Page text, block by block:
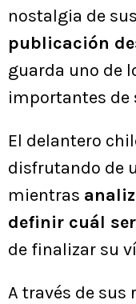
nostalgia de
publicación
guarda uno de
importantes de
El delantero
disfrutando de
mientras
definir cuál
de finalizar su
A través de sus